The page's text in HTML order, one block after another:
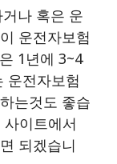
나 혹은 운
운전자보험
1년에 3~4
운전자보험
는것도 좋습
이트에서
되겠습니